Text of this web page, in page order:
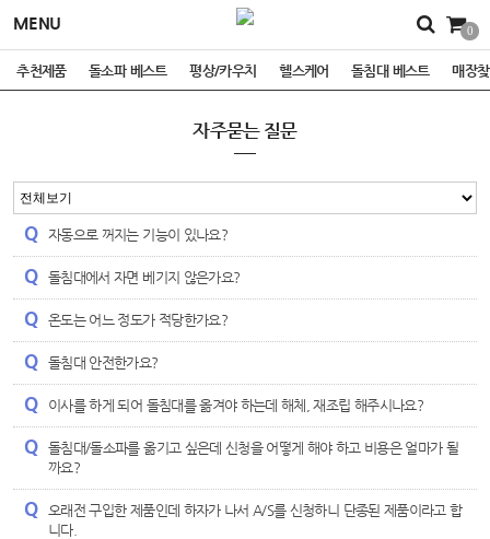
MENU 0
추천제품 돌소파 베스트 평상/카우치 헬스케어 돌침대 베스트 매장
자주묻는 질문
자동으로 꺼지는 기능이 있나요?
돌침대에서 자면 베기지 않은가요?
온도는 어느 정도가 적당한가요?
돌침대 안전한가요?
이사를 하게 되어 돌침대를 옮겨야 하는데 해체, 재조립 해주시나요?
돌침대/돌소파를 옮기고 싶은데 신청을 어떻게 해야 하고 비용은 얼마가 될
까요?
오래전 구입한 제품인데 하자가 나서 A/S를 신청하니 단종된 제품이라고 합
니다.